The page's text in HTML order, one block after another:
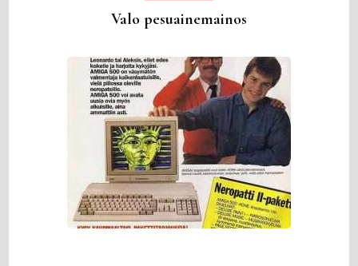
Valo pesuainemainos